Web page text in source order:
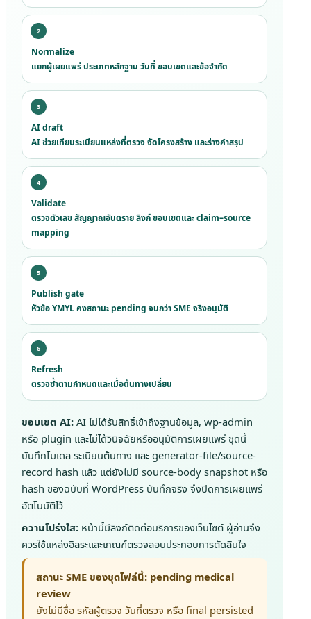
Normalize
แยกผู้เผยแพร่ ประเภทหลักฐาน วันที่ ขอบเขตและข้อจำกัด
AI draft
AI ช่วยเทียบระเบียนแหล่งที่ตรวจ จัดโครงสร้าง และร่างคำสรุป
Validate
ตรวจตัวเลข สัญญาณอันตราย ลิงก์ ขอบเขตและ claim–source
mapping
Publish gate
หัวข้อ YMYL คงสถานะ pending จนกว่า SME จริงอนุมัติ
Refresh
ตรวจซ้ำตามกำหนดและเมื่อต้นทางเปลี่ยน
ขอบเขต AI: AI ไม่ได้รับสิทธิ์เข้าถึงฐานข้อมูล, wp-admin
หรือ plugin และไม่ได้วินิจฉัยหรืออนุมัติการเผยแพร่ ชุดนี้
บันทึกโมเดล ระเบียนต้นทาง และ generator-file/source-
record hash แล้ว แต่ยังไม่มี source-body snapshot หรือ
hash ของฉบับที่ WordPress บันทึกจริง จึงปิดการเผยแพร่
อัตโนมัติไว้
ความโปร่งใส: หน้านี้มีลิงก์ติดต่อบริการของเว็บไซต์ ผู้อ่านจึง
ควรใช้แหล่งอิสระและเกณฑ์ตรวจสอบประกอบการตัดสินใจ
สถานะ SME ของชุดไฟล์นี้: pending medical
review
ยังไม่มีชื่อ รหัสผู้ตรวจ วันที่ตรวจ หรือ final persisted